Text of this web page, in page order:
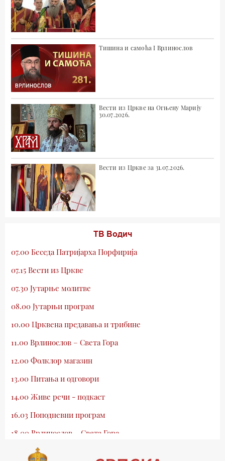
Тишина и самоћа I Врлинослов
Вести из Цркве на Огњену Марију
30.07.2026.
Вести из Цркве за 31.07.2026.
ТВ Водич
07.00 Беседа Патријарха Порфирија
07.15 Вести из Цркве
07.30 Јутарње молитве
08.00 Јутарњи програм
10.00 Црквена предавања и трибине
11.00 Врлинослов – Света Гора
12.00 Фолклор магазин
13.00 Питања и одговори
14.00 Живе речи - подкаст
16.03 Поподневни програм
18.00 Врлинослов – Света Гора
19.03 Атлас памћења